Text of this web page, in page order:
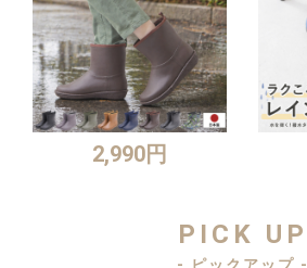
2,990円
PICK UP